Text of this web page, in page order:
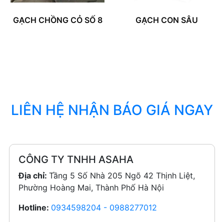
GẠCH CHỒNG CỎ SỐ 8 GẠCH CON SÂU
LIÊN HỆ NHẬN BÁO GIÁ NGAY
CÔNG TY TNHH ASAHA
Địa chỉ: Tầng 5 Số Nhà 205 Ngõ 42 Thịnh Liệt,
Phường Hoàng Mai, Thành Phố Hà Nội
Hotline: 0934598204 - 0988277012